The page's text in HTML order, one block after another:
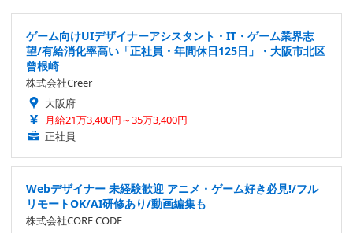
ゲーム向けUIデザイナーアシスタント・IT・ゲーム業界志
望/有給消化率高い「正社員・年間休日125日」・大阪市北区
曾根崎
株式会社Creer
大阪府
月給21万3,400円～35万3,400円
正社員
Webデザイナー 未経験歓迎 アニメ・ゲーム好き必見!/フル
リモートOK/AI研修あり/動画編集も
株式会社CORE CODE